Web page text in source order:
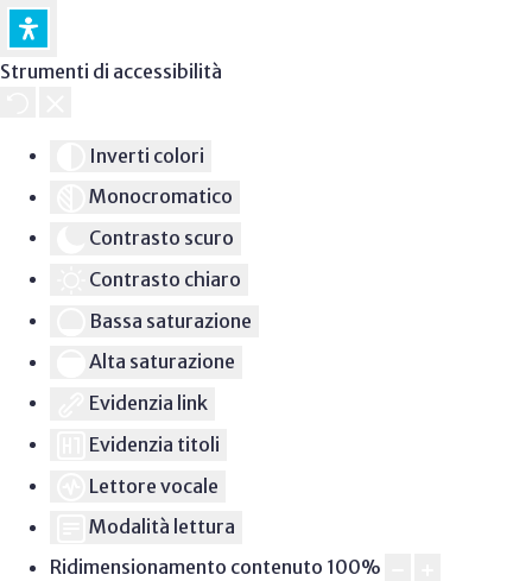
Strumenti di accessibilità
Inverti colori
Monocromatico
Contrasto scuro
Contrasto chiaro
Bassa saturazione
Alta saturazione
Evidenzia link
Evidenzia titoli
Lettore vocale
Modalità lettura
Ridimensionamento contenuto 100%